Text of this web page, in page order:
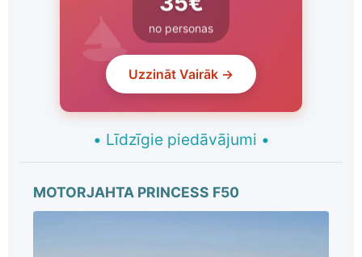
no personas
Uzzināt Vairāk →
• Līdzīgie piedāvājumi •
MOTORJAHTA PRINCESS F50